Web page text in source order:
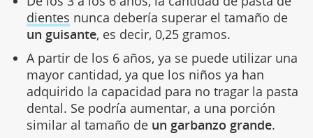
dientes nunca debería superar el tamaño de
un guisante, es decir, 0,25 gramos.
A partir de los 6 años, ya se puede utilizar una
mayor cantidad, ya que los niños ya han
adquirido la capacidad para no tragar la pasta
dental. Se podría aumentar, a una porción
similar al tamaño de un garbanzo grande.